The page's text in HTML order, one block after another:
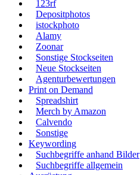
123rf
Depositphotos
istockphoto
Alamy
Zoonar
Sonstige Stockseiten
Neue Stockseiten
Agenturbewertungen
Print on Demand
Spreadshirt
Merch by Amazon
Calvendo
Sonstige
Keywording
Suchbegriffe anhand Bilder
Suchbegriffe allgemein